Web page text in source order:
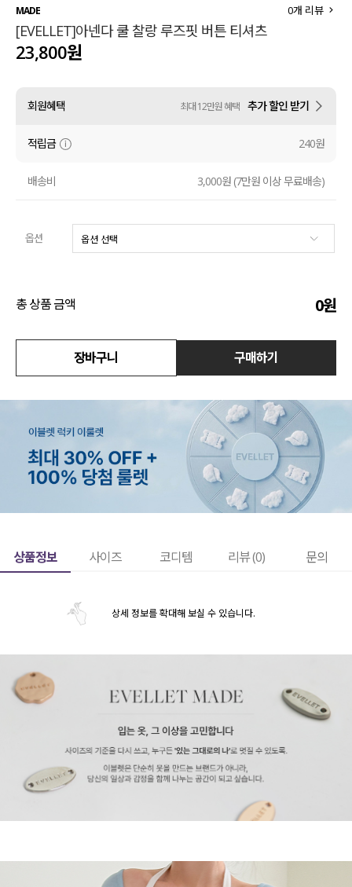
티셔츠
셔츠
원피스
니트
언더웨어
MADE
[EVELLET]아넨다 쿨 찰랑 루즈핏 버튼 티셔츠
0개 리뷰
23,800원
회원혜택 최대 12만원 혜택 추가 할인 받기
적립금 240원
배송비 3,000원 (7만원 이상 무료배송)
옵션
총 상품 금액 0원
장바구니 구매하기
상품정보 사이즈 코디템 리뷰 (0) 문의
상세 정보를 확대해 보실 수 있습니다.